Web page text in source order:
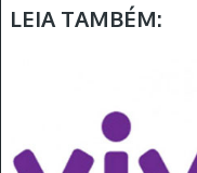
LEIA TAMBÉM: